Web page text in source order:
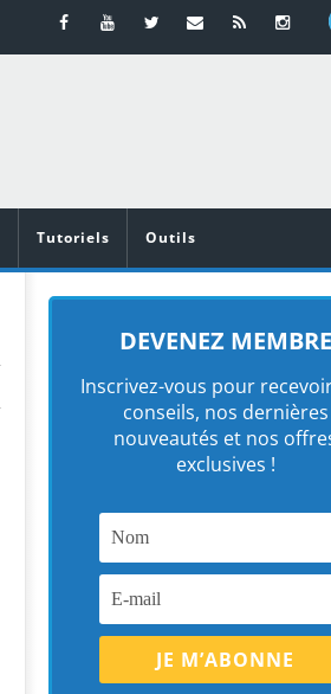
Tutoriels Outils
DEVENEZ MEMBRE
Inscrivez-vous pour
conseils, nos dernières
nouveautés et nos
exclusives !